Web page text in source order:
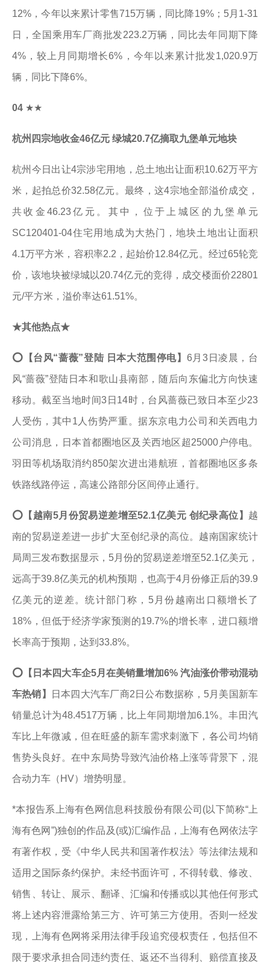
12%，今年以来累计零售715万辆，同比降19%；5月1-31
日，全国乘用车厂商批发223.2万辆，同比去年同期下降
4%，较上月同期增长6%，今年以来累计批发1,020.9万
辆，同比下降6%。
04 ★★
杭州四宗地收金46亿元 绿城20.7亿摘取九堡单元地块
杭州今日出让4宗涉宅用地，总土地出让面积10.62万平方
米，起拍总价32.58亿元。最终，这4宗地全部溢价成交，
共收金46.23亿元。其中，位于上城区的九堡单元
SC120401-04住宅用地成为大热门，地块土地出让面积
4.1万平方米，容积率2.2，起始价12.84亿元。经过65轮竞
价，该地块被绿城以20.74亿元的竞得，成交楼面价22801
元/平方米，溢价率达61.51%。
★其他热点★
⭕【台风“蔷薇”登陆 日本大范围停电】 6月3日凌晨，台
风“蔷薇”登陆日本和歌山县南部，随后向东偏北方向快速
移动。截至当地时间3日14时，台风蔷薇已致日本至少23
人受伤，其中1人伤势严重。据东京电力公司和关西电力
公司消息，日本首都圈地区及关西地区超25000户停电。
羽田等机场取消约850架次进出港航班，首都圈地区多条
铁路线路停运，高速公路部分区间停止通行。
⭕ 【越南5月份贸易逆差增至52.1亿美元 创纪录高位】 越
南的贸易逆差进一步扩大至创纪录的高位。越南国家统计
局周三发布数据显示，5月份的贸易逆差增至52.1亿美元，
远高于39.8亿美元的机构预期，也高于4月份修正后的39.9
亿美元的逆差。统计部门称，5月份越南出口额增长了
18%，但低于经济学家预测的19.7%的增长率，进口额增
长率高于预期，达到33.8%。
⭕ 【日本四大车企5月在美销量增加6% 汽油涨价带动混动
车热销】 日本四大汽车厂商2日公布数据称，5月美国新车
销量总计为48.4517万辆，比上年同期增加6.1%。丰田汽
车比上年微减，但在旺盛的新车需求刺激下，各公司均销
售势头良好。在中东局势导致汽油价格上涨等背景下，混
合动力车（HV）增势明显。
*本报告系上海有色网信息科技股份有限公司(以下简称“上
海有色网”)独创的作品及(或)汇编作品，上海有色网依法字
有著作权，受《中华人民共和国著作权法》等法律法规和
适用之国际条约保护。未经书面许可，不得转载、修改、
销售、转让、展示、翻译、汇编和传播或以其他任何形式
将上述内容泄露给第三方、许可第三方使用。否则一经发
现，上海有色网将采用法律手段追究侵权责任，包括但不
限于要求承担合同违约责任、返还不当得利、赔偿直接及